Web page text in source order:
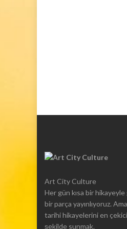
Art City Culture
Her gün kısa bir
bir parça yayınlıyoruz.
tarihi hikayelerini en
şekilde sunmak.